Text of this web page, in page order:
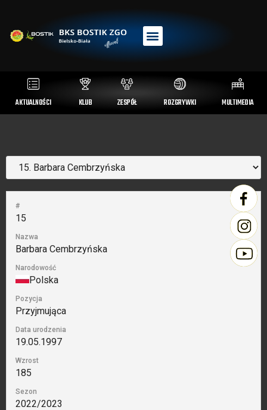
AKTUALNOŚCI KLUB ZESPÓŁ ROZGRYWKI MULTIMEDIA
#
15
Nazwa
Barbara Cembrzyńska
Narodowość
Polska
Pozycja
Przyjmująca
Data urodzenia
19.05.1997
Wzrost
185
Sezon
2022/2023